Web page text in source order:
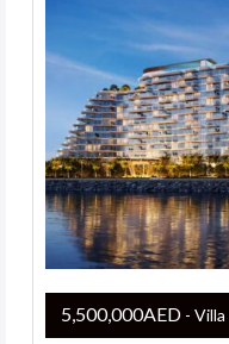
5,500,000AED - Villa